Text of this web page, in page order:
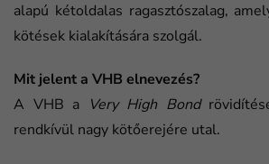
alapú kétoldalas ragasztószalag,
kötések kialakítására szolgál.
Mit jelent a VHB elnevezés?
A VHB a Very High Bond
rendkívül nagy kötőerejére utal.